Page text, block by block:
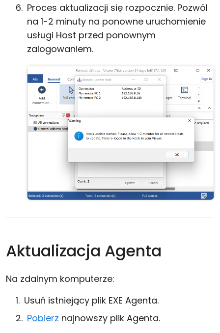
Proces aktualizacji się rozpocznie. Pozwól
na 1-2 minuty na ponowne uruchomienie
usługi Host przed ponownym
zalogowaniem.
Aktualizacja Agenta
Na zdalnym komputerze:
Usuń istniejący plik EXE Agenta.
Pobierz najnowszy plik Agenta.